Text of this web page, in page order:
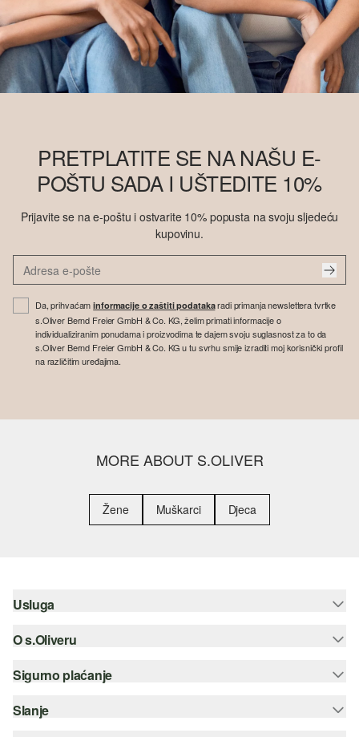
PRETPLATITE SE NA NAŠU E-
POŠTU SADA I UŠTEDITE 10%
Prijavite se na e-poštu i ostvarite 10% popusta na svoju sljedeću
kupovinu.
Da, prihvaćaminformacije o zaštiti podatakaradi primanja newslettera tvrtke
s.Oliver Bernd Freier GmbH & Co. KG, želim primati informacije o
individualiziranim ponudama i proizvodima te dajem svoju suglasnost za to da
s.Oliver Bernd Freier GmbH & Co. KG u tu svrhu smije izraditi moj korisnički profil
na različitim uređajima.
MORE ABOUT S.OLIVER
Žene Muškarci Djeca
Usluga
Pomoć i česta pitanja
Savjetovanje o veličinama
Odjeća
O s.Oliveru
Newsletter
s.Oliver Group
Sigurno plaćanje
Kreditna kartica
Slanje